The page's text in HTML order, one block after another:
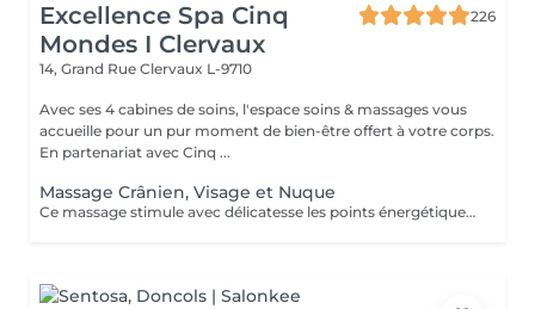
Excellence Spa Cinq
Mondes I Clervaux
226
14, Grand Rue Clervaux L-9710
Avec ses 4 cabines de soins, l'espace soins & massages vous
accueille pour un pur moment de bien-être offert à votre corps.
En partenariat avec Cinq ...
Massage Crânien, Visage et Nuque
Ce massage stimule avec délicatesse les points énergétiques tout en détendant les muscles du visage, afin d'apporter un profond relâchement des tensions de la nuque. La durée de la prestation (30min) inclut l'installation et le temps de relaxation intégré à nos soins (10min).